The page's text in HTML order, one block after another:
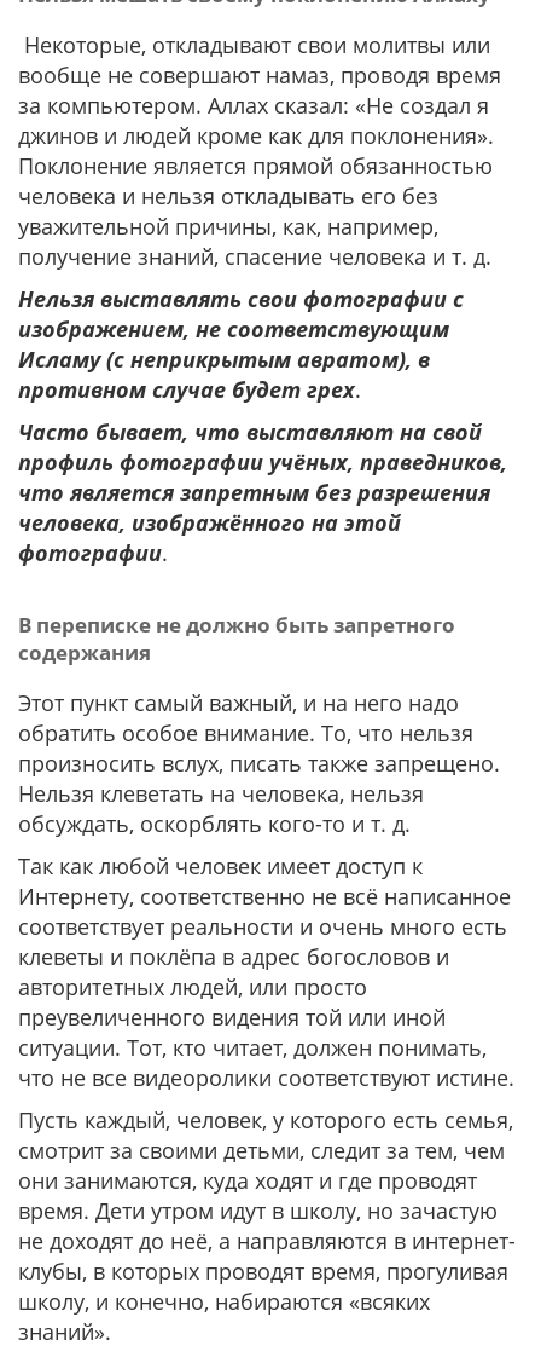
Некоторые, откладывают свои молитвы или
вообще не совершают намаз, проводя время
за компьютером. Аллах сказал: «Не создал я
джинов и людей кроме как для поклонения».
Поклонение является прямой обязанностью
человека и нельзя откладывать его без
уважительной причины, как, например,
получение знаний, спасение человека и т. д.
Нельзя выставлять свои фотографии с
изображением, не соответствующим
Исламу (с неприкрытым авратом), в
противном случае будет грех.
Часто бывает, что выставляют на свой
профиль фотографии учёных, праведников,
что является запретным без разрешения
человека, изображённого на этой
фотографии.
В переписке не должно быть запретного
содержания
Этот пункт самый важный, и на него надо
обратить особое внимание. То, что нельзя
произносить вслух, писать также запрещено.
Нельзя клеветать на человека, нельзя
обсуждать, оскорблять кого-то и т. д.
Так как любой человек имеет доступ к
Интернету, соответственно не всё написанное
соответствует реальности и очень много есть
клеветы и поклёпа в адрес богословов и
авторитетных людей, или просто
преувеличенного видения той или иной
ситуации. Тот, кто читает, должен понимать,
что не все видеоролики соответствуют истине.
Пусть каждый, человек, у которого есть семья,
смотрит за своими детьми, следит за тем, чем
они занимаются, куда ходят и где проводят
время. Дети утром идут в школу, но зачастую
не доходят до неё, а направляются в интернет-
клубы, в которых проводят время, прогуливая
школу, и конечно, набираются «всяких
знаний».